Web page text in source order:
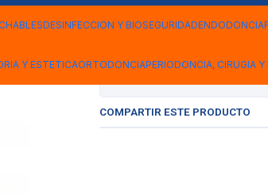
DESINFECCION Y BIOSEGURIDADENDODONCIA
Y ESTETICAORTODONCIAPERIODONCIA, CIRUGIA Y
MARCHE
COMPARTIR ESTE PRODUCTO